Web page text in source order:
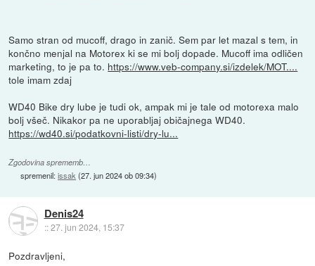
Samo stran od mucoff, drago in zanič. Sem par let mazal s tem, in
končno menjal na Motorex ki se mi bolj dopade. Mucoff ima odličen
marketing, to je pa to. https://www.veb-company.si/izdelek/MOT....
tole imam zdaj
WD40 Bike dry lube je tudi ok, ampak mi je tale od motorexa malo
bolj všeč. Nikakor pa ne uporabljaj običajnega WD40.
https://wd40.si/podatkovni-listi/dry-lu...
Zgodovina sprememb…
spremenil:issak(27. jun 2024 ob 09:34)
Denis24
::27. jun 2024, 15:37
Pozdravljeni,